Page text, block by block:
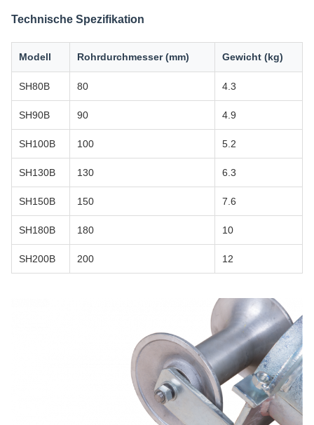
Technische Spezifikation
Modell Rohrdurchmesser (mm) Gewicht (kg)
SH80B 80 4.3
SH90B 90 4.9
SH100B 100 5.2
SH130B 130 6.3
SH150B 150 7.6
SH180B 180 10
SH200B 200 12